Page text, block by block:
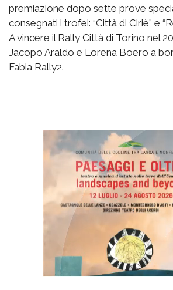
premiazione dopo sette prove
consegnati i trofei: “Città di Ciriè” e
A vincere il Rally Città di Torino nel
Jacopo Araldo e Lorena Boero a
Fabia Rally2.